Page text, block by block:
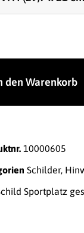
den Warenkorb
10000605
Schilder,
Sportplatz